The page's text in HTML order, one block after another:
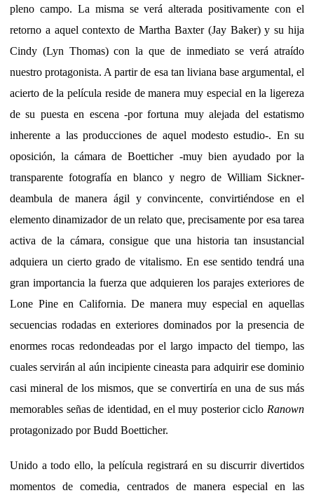
pleno campo. La misma se verá alterada positivamente con el
retorno a aquel contexto de Martha Baxter (Jay Baker) y su hija
Cindy (Lyn Thomas) con la que de inmediato se verá atraído
nuestro protagonista. A partir de esa tan liviana base argumental, el
acierto de la película reside de manera muy especial en la ligereza
de su puesta en escena -por fortuna muy alejada del estatismo
inherente a las producciones de aquel modesto estudio-. En su
oposición, la cámara de Boetticher -muy bien ayudado por la
transparente fotografía en blanco y negro de William Sickner-
deambula de manera ágil y convincente, convirtiéndose en el
elemento dinamizador de un relato que, precisamente por esa tarea
activa de la cámara, consigue que una historia tan insustancial
adquiera un cierto grado de vitalismo. En ese sentido tendrá una
gran importancia la fuerza que adquieren los parajes exteriores de
Lone Pine en California. De manera muy especial en aquellas
secuencias rodadas en exteriores dominados por la presencia de
enormes rocas redondeadas por el largo impacto del tiempo, las
cuales servirán al aún incipiente cineasta para adquirir ese dominio
casi mineral de los mismos, que se convertiría en una de sus más
memorables señas de identidad, en el muy posterior ciclo Ranown
protagonizado por Budd Boetticher.
Unido a todo ello, la película registrará en su discurrir divertidos
momentos de comedia, centrados de manera especial en las